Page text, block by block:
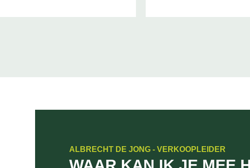
ALBRECHT DE JONG - VERKOOPLEIDER